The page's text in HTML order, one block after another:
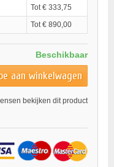
Tot € 333,75
Tot € 890,00
Beschikbaar
aan winkelwagen
bekijken dit product